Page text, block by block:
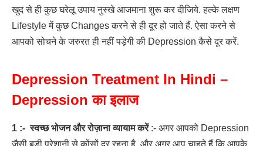
खुद से ही कुछ घरेलू उपाय नुस्खे आजमाना शुरू कर दीजिये. हल्के लक्षण
Lifestyle में कुछ Changes करने से ही दूर हो जाते हैं. ऐसा करने से
आपको सोचने के जरुरत ही नहीं पड़ेगी की Depression कैसे दूर करें.
Depression Treatment In Hindi –
Depression का इलाज
1 :- स्वच्छ भोजन और रोज़ाना व्यायाम करें:- अगर आपको Depression